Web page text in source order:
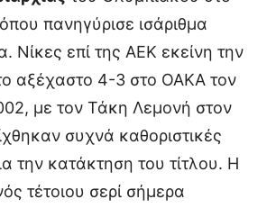
πανηγύρισε ισάριθμα
Νίκες επί της ΑΕΚ εκείνη την
αξέχαστο 4-3 στο ΟΑΚΑ τον
με τον Τάκη Λεμονή στον
συχνά καθοριστικές
την κατάκτηση του τίτλου. Η
τέτοιου σερί σήμερα